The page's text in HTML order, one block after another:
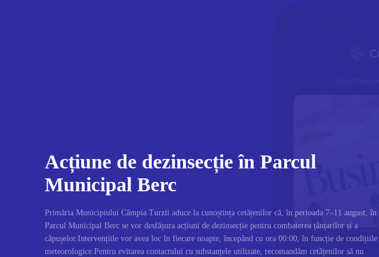
Acțiune de dezinsecție în Parcul
Municipal Berc
Primăria Municipiului Câmpia Turzii aduce la cunoștința cetățenilor că, în perioada 7–11 august, în
Parcul Municipal Berc se vor desfășura acțiuni de dezinsecție pentru combaterea țânțarilor și a
căpușelor.Intervențiile vor avea loc în fiecare noapte, începând cu ora 00:00, în funcție de condițiile
meteorologice.Pentru evitarea contactului cu substanțele utilizate, recomandăm cetățenilor să nu